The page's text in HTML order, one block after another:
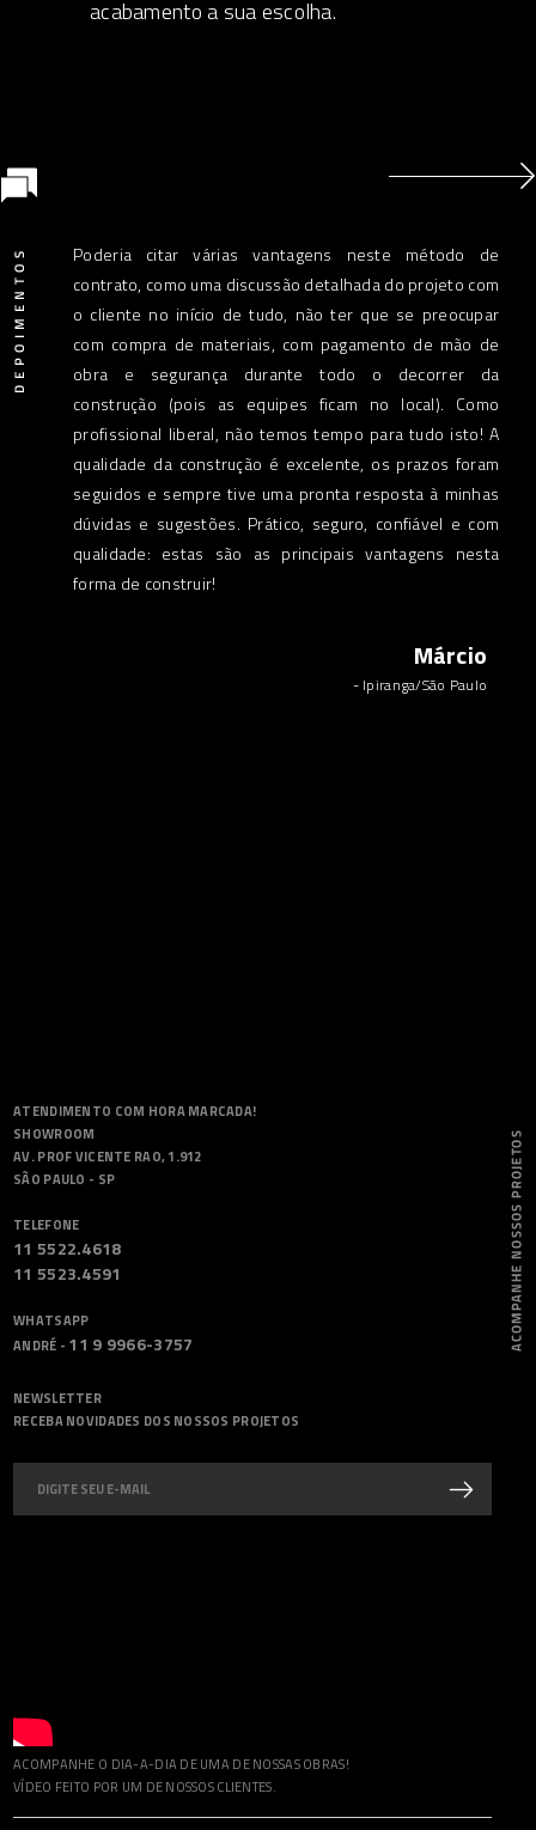
acabamento a sua escolha.
Stinchi
Poderia citar várias vantagens neste método de
contrato, como uma discussão detalhada do projeto com
o cliente no início de tudo, não ter que se preocupar
com compra de materiais, com pagamento de mão de
obra e segurança durante todo o decorrer da
construção (pois as equipes ficam no local). Como
profissional liberal, não temos tempo para tudo isto! A
qualidade da construção é excelente, os prazos foram
seguidos e sempre tive uma pronta resposta à minhas
dúvidas e sugestões. Prático, seguro, confiável e com
qualidade: estas são as principais vantagens nesta
forma de construir!
Márcio
- Ipiranga/São Paulo
ATENDIMENTO COM HORA MARCADA!
SHOWROOM
AV. PROF VICENTE RAO, 1.912
SÃO PAULO - SP
TELEFONE
11 5522.4618
11 5523.4591
WHATSAPP
ANDRÉ - 11 9 9966-3757
NEWSLETTER
RECEBA NOVIDADES DOS NOSSOS PROJETOS
ACOMPANHE O DIA-A-DIA DE UMA DE NOSSAS OBRAS!
VÍDEO FEITO POR UM DE NOSSOS CLIENTES.